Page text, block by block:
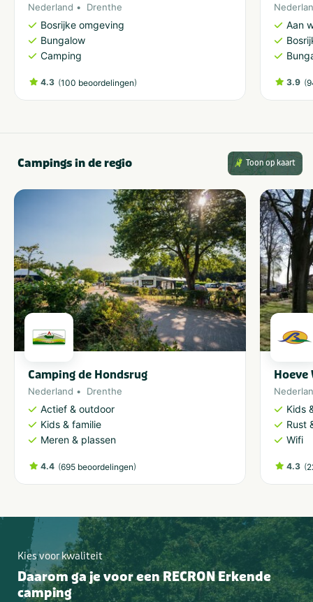
Nederland Drenthe
Bosrijke omgeving
Bungalow
Camping
4.3 (100 beoordelingen)
Aan
3.9 (
Campings in de regio Toon op kaart
Camping de Hondsrug
Nederland Drenthe
Actief & outdoor
Kids & familie
Meren & plassen
4.4 (695 beoordelingen)
Kids
Rust
Wifi
4.3 (
Kies voor kwaliteit
Daarom ga je voor een RECRON Erkende
camping